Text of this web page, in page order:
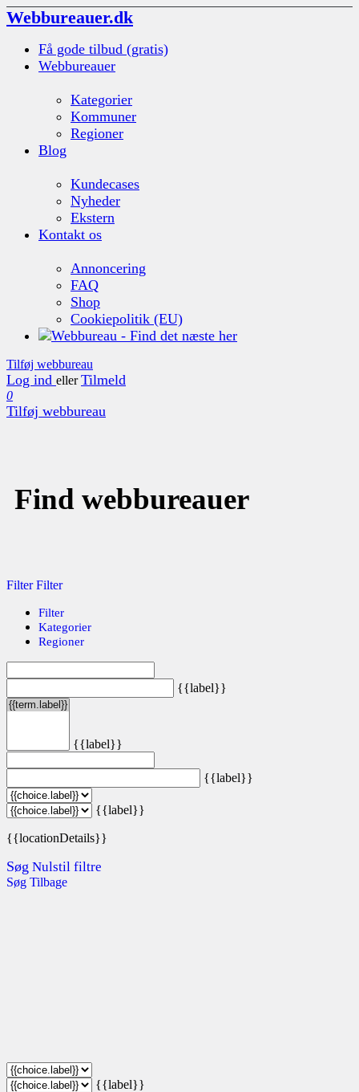
Webbureauer.dk
Få gode tilbud (gratis)
Webbureauer
Kategorier
Kommuner
Regioner
Blog
Kundecases
Nyheder
Ekstern
Kontakt os
Annoncering
FAQ
Shop
Cookiepolitik (EU)
Tilføj webbureau
Log ind eller Tilmeld
0
Tilføj webbureau
Find webbureauer
FilterFilter
Filter
Kategorier
Regioner
{{label}}
{{label}}
{{label}}
{{label}}
{{locationDetails}}
Søg Nulstil filtre
Søg Tilbage
{{label}}